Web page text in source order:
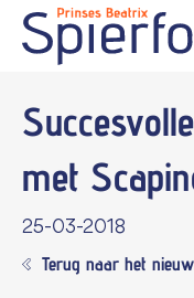
Waar ben je naar op
met
25-03-2018
Terug naar het